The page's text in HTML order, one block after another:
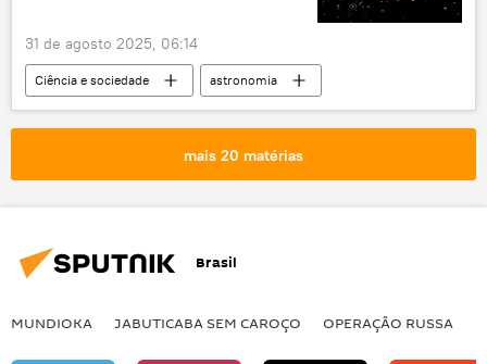
31 de agosto 2025, 06:14
Ciência e sociedade
astronomia
astrofísica
Ciência e Tecnologia
Via Láctea
Universidade da Califórnia
pesquisa
descoberta
exoplanetas
Espaço
mais 20 matérias
Brasil
MUNDIOKA JABUTICABA SEM CAROÇO OPERAÇÃO RUSSA